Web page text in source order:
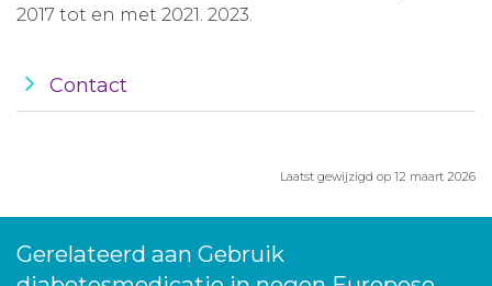
2017 tot en met 2021. 2023.
Contact
Laatst gewijzigd op 12 maart 2026
Gerelateerd aan Gebruik